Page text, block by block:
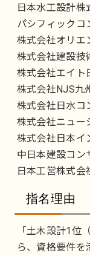
日本水工設計
パシフィックコ
株式会社オリエ
株式会社建設技
株式会社エイト
株式会社NJS九
株式会社日水コ
株式会社ニュー
株式会社日本イ
中日本建設コン
日本工営株式会
指名理由
「土木設計1位
ら、資格要件を